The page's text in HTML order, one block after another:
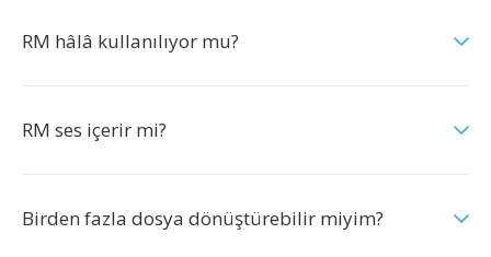
RM hâlâ kullanılıyor mu?
RM ses içerir mi?
Birden fazla dosya dönüştürebilir miyim?